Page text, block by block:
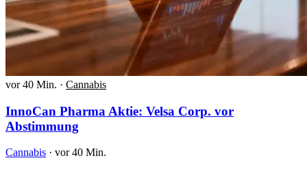
vor 40 Min. · Cannabis
InnoCan Pharma Aktie: Velsa Corp. vor
Abstimmung
Cannabis · vor 40 Min.